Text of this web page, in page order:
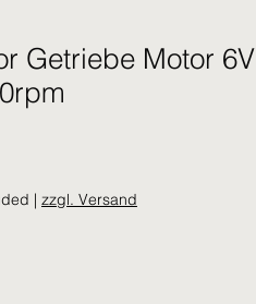
Getriebe Motor 6V
| zzgl. Versand